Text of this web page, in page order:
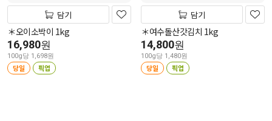
담기
＊오이소박이 1kg
16,980원
100g당 1,698원
당일 픽업
담기
＊여수돌산갓김치 1kg
14,800원
100g당 1,480원
당일 픽업